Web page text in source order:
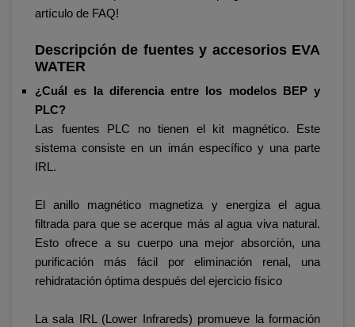
artículo de FAQ!
Descripción de fuentes y accesorios EVA
WATER
¿Cuál es la diferencia entre los modelos BEP y
PLC?
Las fuentes PLC no tienen el kit magnético. Este
sistema consiste en un imán específico y una parte
IRL.
El anillo magnético magnetiza y energiza el agua
filtrada para que se acerque más al agua viva natural.
Esto ofrece a su cuerpo una mejor absorción, una
purificación más fácil por eliminación renal, una
rehidratación óptima después del ejercicio físico
La sala IRL (Lower Infrareds) promueve la formación